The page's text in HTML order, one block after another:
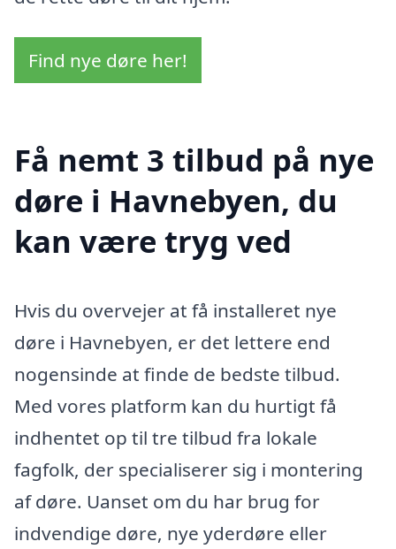
Find nye døre her!
Få nemt 3 tilbud på nye
døre i Havnebyen, du
kan være tryg ved
Hvis du overvejer at få installeret nye
døre i Havnebyen, er det lettere end
nogensinde at finde de bedste tilbud.
Med vores platform kan du hurtigt få
indhentet op til tre tilbud fra lokale
fagfolk, der specialiserer sig i montering
af døre. Uanset om du har brug for
indvendige døre, nye yderdøre eller